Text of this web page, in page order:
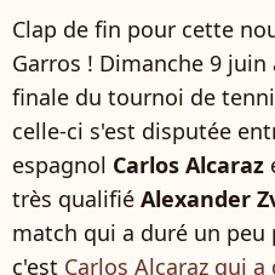
Clap de fin pour cette
Garros ! Dimanche 9
finale du tournoi de
celle-ci s'est disputée
espagnol Carlos Alcaraz
très qualifié Alexander
match qui a duré un peu
c'est Carlos Alcaraz qui